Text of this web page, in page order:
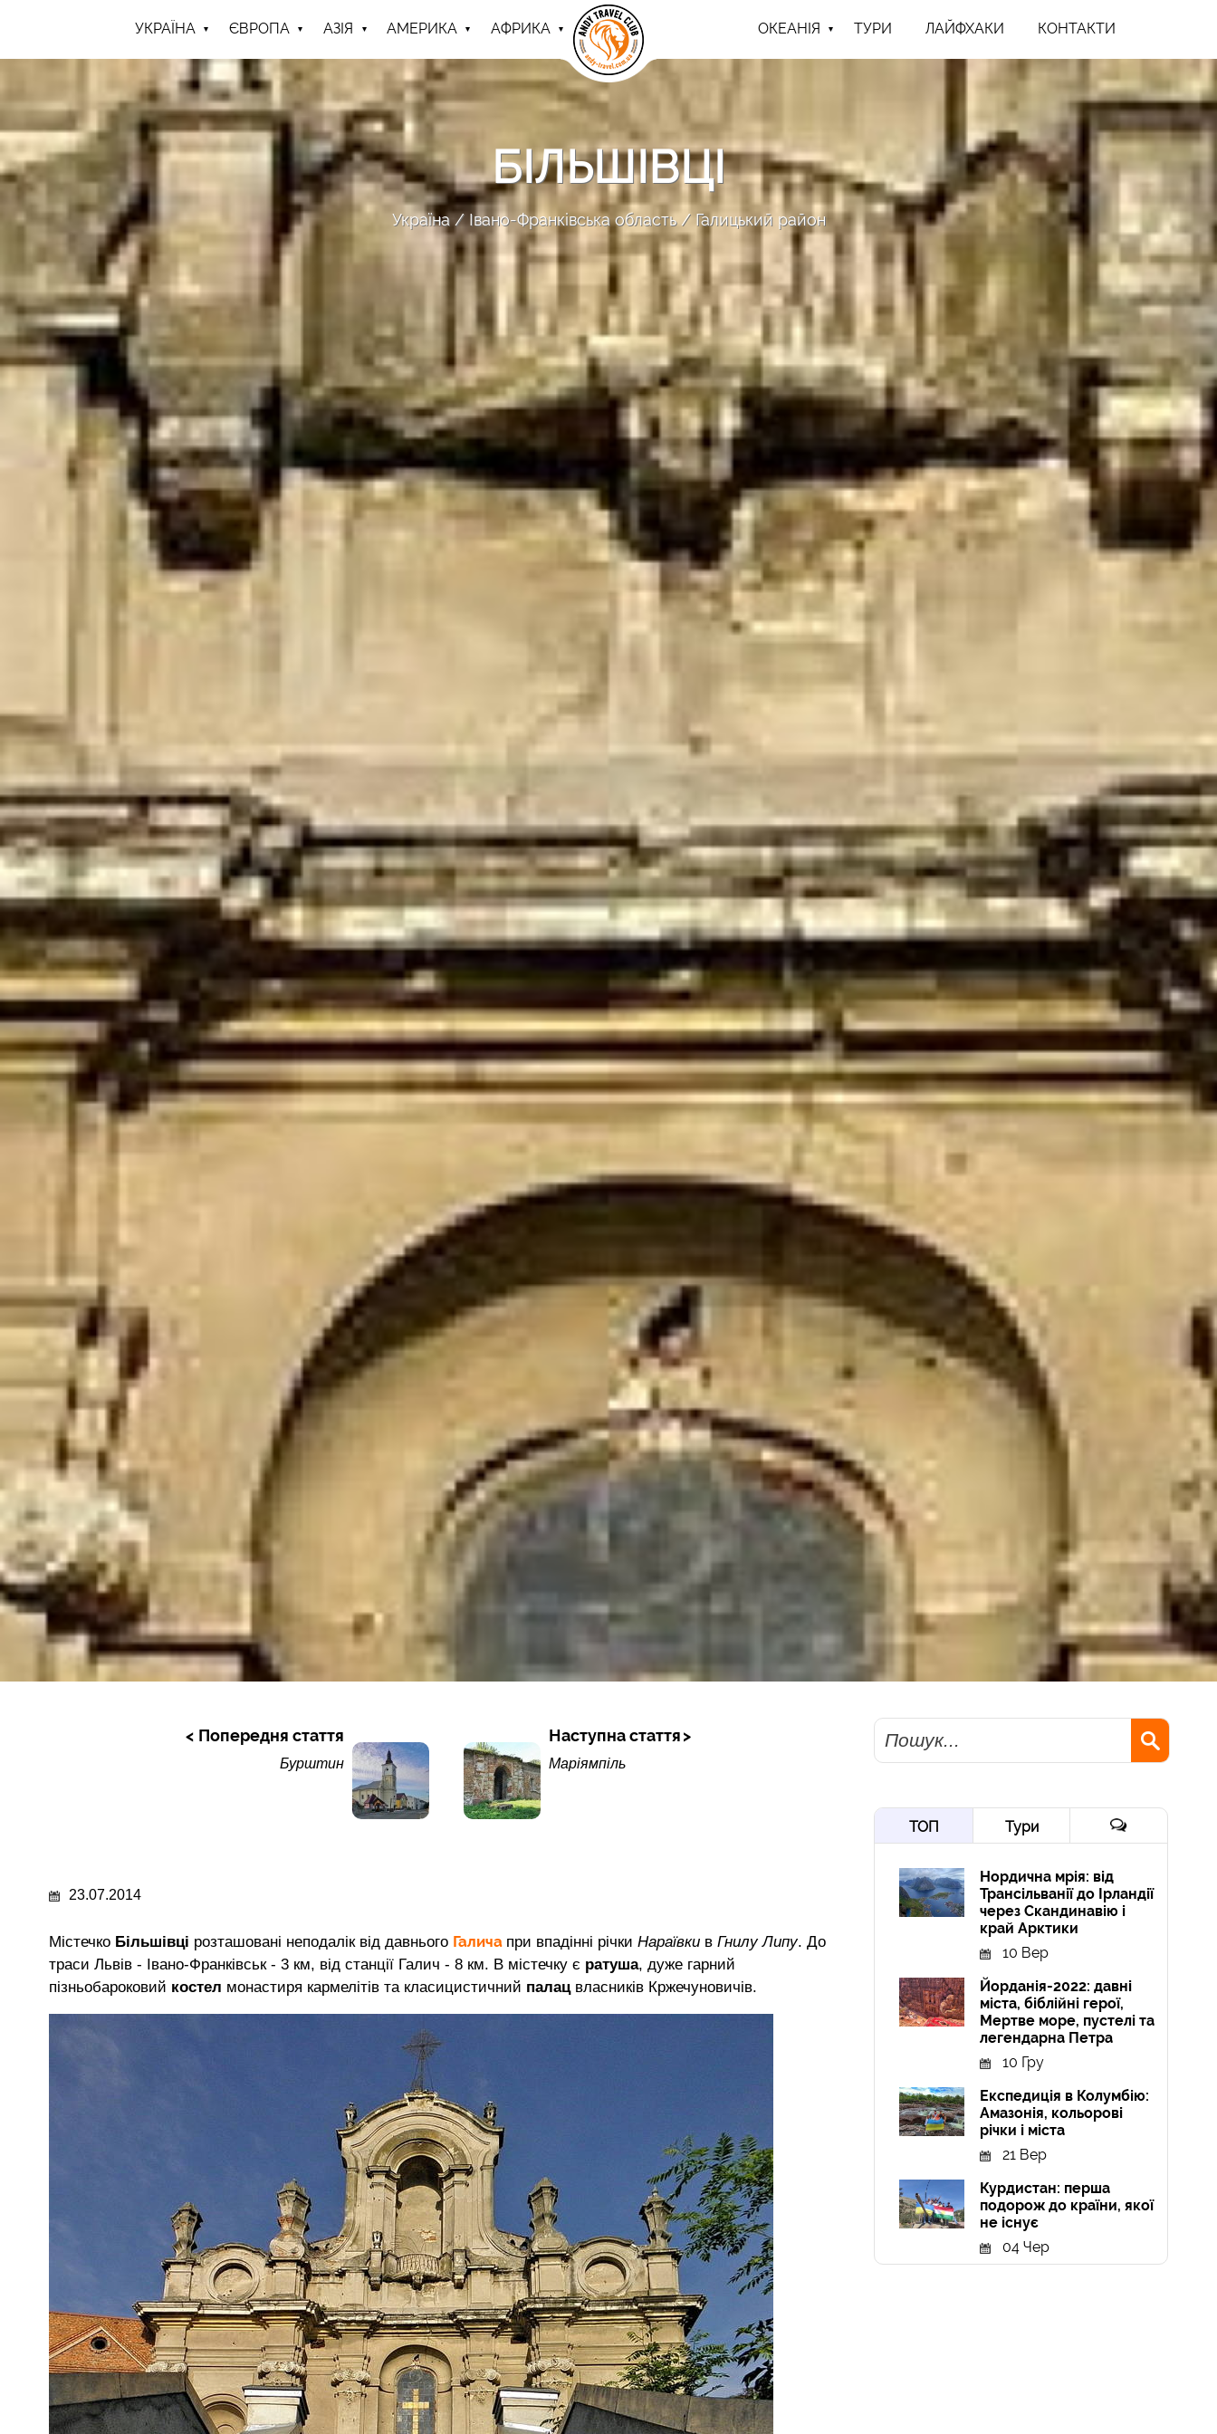
УКРАЇНА ЄВРОПА АЗІЯ АМЕРИКА АФРИКА ОКЕАНІЯ ТУРИ ЛАЙФХАКИ КОНТАКТИ
БІЛЬШІВЦІ
Україна Івано-Франківська область Галицький район
Попередня стаття
Бурштин
Наступна стаття
Маріямпіль
23.07.2014
Містечко Більшівці розташовані неподалік від давнього Галича при впадінні річки Нараївки в Гнилу Липу. До
траси Львів - Івано-Франківськ - 3 км, від станції Галич - 8 км. В містечку є ратуша, дуже гарний
пізньобароковий костел монастиря кармелітів та класицистичний палац власників Кржечуновичів.
Пошук
ТОП Тури
Нордична мрія: від
Трансільванії до Ірландії
через Скандинавію і
край Арктики
10 Вер
Йорданія-2022: давні
міста, біблійні герої,
Мертве море, пустелі та
легендарна Петра
10 Гру
Експедиція в Колумбію:
Амазонія, кольорові
річки і міста
21 Вер
Курдистан: перша
подорож до країни, якої
не існує
04 Чер